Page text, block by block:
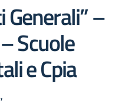
Generali” –
Scuole
e Cpia